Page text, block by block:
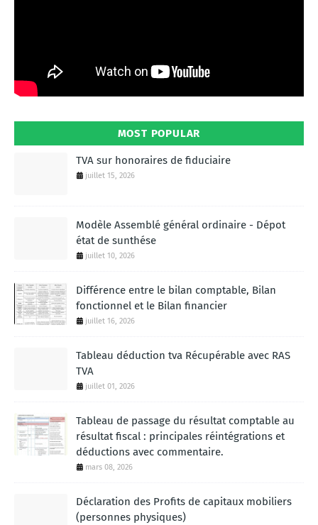
MOST POPULAR
TVA sur honoraires de fiduciaire
juillet 15, 2026
Modèle Assemblé général ordinaire - Dépot
état de sunthése
juillet 10, 2026
Différence entre le bilan comptable, Bilan
fonctionnel et le Bilan financier
juillet 16, 2026
Tableau déduction tva Récupérable avec RAS
TVA
juillet 01, 2026
Tableau de passage du résultat comptable au
résultat fiscal : principales réintégrations et
déductions avec commentaire.
mars 08, 2026
Déclaration des Profits de capitaux mobiliers
(personnes physiques)